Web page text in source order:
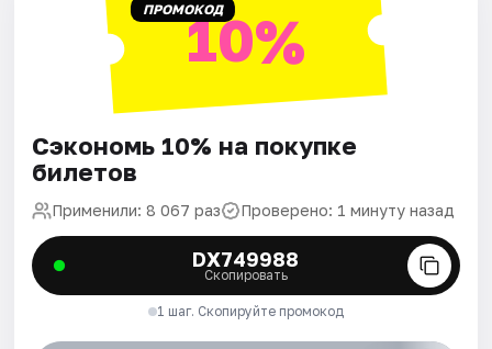
ПРОМОКОД10%
Сэкономь 10% на покупке
билетов
Применили: 8 067 раз Проверено: 1 минуту назад
DX749988
Скопировать
1 шаг. Скопируйте промокод